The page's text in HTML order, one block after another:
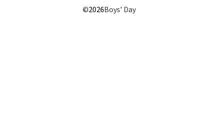
©2026Boys’ Day